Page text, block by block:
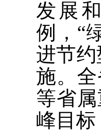
发展
例，“
进节
施。
等省
峰目